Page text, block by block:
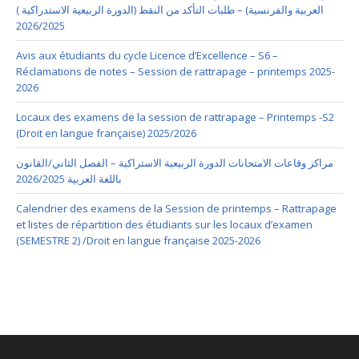
العربية والفرنسية) – طلبات التأكد من النقط (الدورة الربيعية الاستدراكية )
2026/2025
Avis aux étudiants du cycle Licence d’Excellence – S6 –
Réclamations de notes – Session de rattrapage – printemps 2025-
2026
Locaux des examens de la session de rattrapage – Printemps -S2
(Droit en langue française) 2025/2026
مراكز وقاعات الامتحانات الدورة الربيعية الاستراكية – الفصل الثاني/القانون
باللغة العربية 2026/2025
Calendrier des examens de la Session de printemps – Rattrapage
et listes de répartition des étudiants sur les locaux d’examen
(SEMESTRE 2) /Droit en langue française 2025-2026